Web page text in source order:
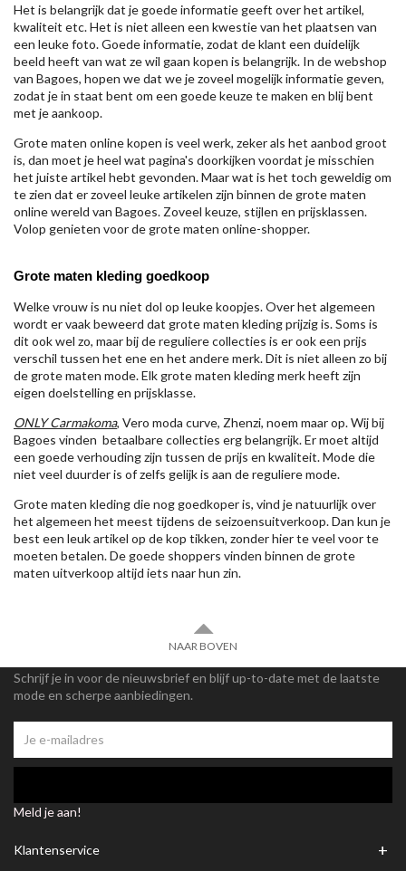
Het is belangrijk dat je goede informatie geeft over het artikel,
kwaliteit etc. Het is niet alleen een kwestie van het plaatsen van
een leuke foto. Goede informatie, zodat de klant een duidelijk
beeld heeft van wat ze wil gaan kopen is belangrijk. In de webshop
van Bagoes, hopen we dat we je zoveel mogelijk informatie geven,
zodat je in staat bent om een goede keuze te maken en blij bent
met je aankoop.
Grote maten online kopen is veel werk, zeker als het aanbod groot
is, dan moet je heel wat pagina's doorkijken voordat je misschien
het juiste artikel hebt gevonden. Maar wat is het toch geweldig om
te zien dat er zoveel leuke artikelen zijn binnen de grote maten
online wereld van Bagoes. Zoveel keuze, stijlen en prijsklassen.
Volop genieten voor de grote maten online-shopper.
Grote maten kleding goedkoop
Welke vrouw is nu niet dol op leuke koopjes. Over het algemeen
wordt er vaak beweerd dat grote maten kleding prijzig is. Soms is
dit ook wel zo, maar bij de reguliere collecties is er ook een prijs
verschil tussen het ene en het andere merk. Dit is niet alleen zo bij
de grote maten mode. Elk grote maten kleding merk heeft zijn
eigen doelstelling en prijsklasse.
ONLY Carmakoma, Vero moda curve, Zhenzi, noem maar op. Wij bij
Bagoes vinden betaalbare collecties erg belangrijk. Er moet altijd
een goede verhouding zijn tussen de prijs en kwaliteit. Mode die
niet veel duurder is of zelfs gelijk is aan de reguliere mode.
Grote maten kleding die nog goedkoper is, vind je natuurlijk over
het algemeen het meest tijdens de seizoensuitverkoop. Dan kun je
best een leuk artikel op de kop tikken, zonder hier te veel voor te
moeten betalen. De goede shoppers vinden binnen de grote
maten uitverkoop altijd iets naar hun zin.
NAAR BOVEN
Schrijf je in voor de nieuwsbrief en blijf up-to-date met de laatste
mode en scherpe aanbiedingen.
Meld je aan!
Klantenservice +